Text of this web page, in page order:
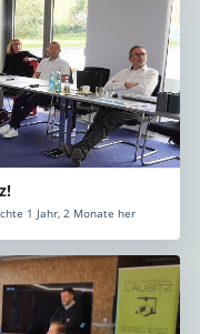
1 Jahr, 2 Monate her